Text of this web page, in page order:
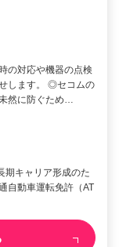
の対応や機器の点検
します。 ◎セコムの
然に防ぐため…
期キャリア形成のた
動車運転免許（AT